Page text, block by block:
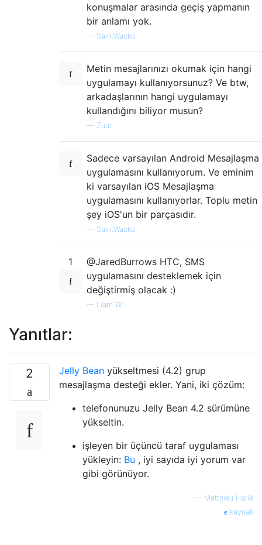
konuşmalar arasında geçiş yapmanın
bir anlamı yok.
— SaintWacko
Metin mesajlarınızı okumak için hangi
uygulamayı kullanıyorsunuz? Ve btw,
arkadaşlarının hangi uygulamayı
kullandığını biliyor musun?
— Zuul
Sadece varsayılan Android Mesajlaşma
uygulamasını kullanıyorum. Ve eminim
ki varsayılan iOS Mesajlaşma
uygulamasını kullanıyorlar. Toplu metin
şey iOS'un bir parçasıdır.
— SaintWacko
1
@JaredBurrows HTC, SMS
uygulamasını desteklemek için
değiştirmiş olacak :)
— Liam W
Yanıtlar:
2 Jelly Bean yükseltmesi (4.2) grup
mesajlaşma desteği ekler. Yani, iki çözüm:
telefonunuzu Jelly Bean 4.2 sürümüne
yükseltin.
işleyen bir üçüncü taraf uygulaması
yükleyin: Bu , iyi sayıda iyi yorum var
gibi görünüyor.
— Matthieu Harlé
kaynak